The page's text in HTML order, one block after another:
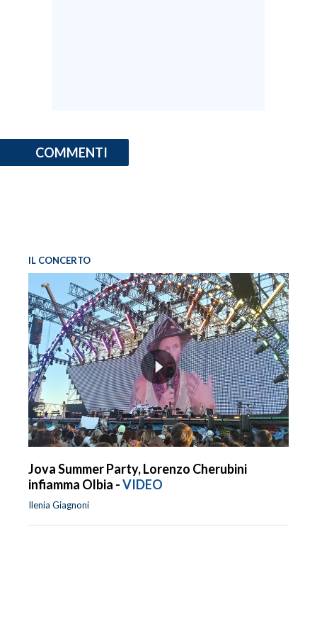
COMMENTI
IL CONCERTO
Jova Summer Party, Lorenzo Cherubini
infiamma Olbia -VIDEO
Ilenia Giagnoni